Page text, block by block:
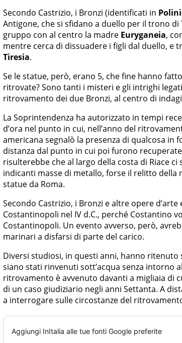
Secondo Castrizio, i Bronzi (identificati in
Antigone, che si sfidano a duello per il trono
gruppo con al centro la madre Euryganeia,
mentre cerca di dissuadere i figli dal duello, e
Tiresia.
Se le statue, però, erano 5, che fine hanno
ritrovate? Sono tanti i misteri e gli intrighi
ritrovamento dei due Bronzi, al centro di
La Soprintendenza ha autorizzato in tempi
d’ora nel punto in cui, nell’anno del
americana segnalò la presenza di qualcosa in
distanza dal punto in cui poi furono
risulterebbe che al largo della costa di Riace
indicanti masse di metallo, forse il relitto della
statue da Roma.
Secondo Castrizio, i Bronzi e altre opere
Costantinopoli nel IV d.C., perché Costantino
Costantinopoli. Un evento avverso, però,
marinari a disfarsi di parte del carico.
Diversi studiosi, in questi anni, hanno ritenuto
siano stati rinvenuti sott’acqua senza intorno
ritrovamento è avvenuto davanti a migliaia di
di un caso giudiziario negli anni Settanta. A
a interrogare sulle circostanze del
Aggiungi InItalia alle tue fonti Google preferite